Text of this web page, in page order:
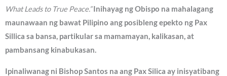
What Leads to True Peace.”Inihayag ng Obispo na mahalagang
maunawaan ng bawat Pilipino ang posibleng epekto ng Pax
Sillica sa bansa, partikular sa mamamayan, kalikasan, at
pambansang kinabukasan.
Ipinaliwanag ni Bishop Santos na ang Pax Silica ay inisyatibang